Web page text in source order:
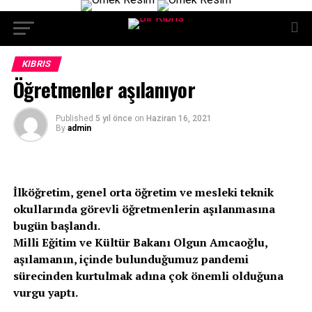
KIBRIS
Öğretmenler aşılanıyor
Published 5 yıl önce on Haziran 16, 2021
By admin
İlköğretim, genel orta öğretim ve mesleki teknik
okullarında görevli öğretmenlerin aşılanmasına
bugün başlandı.
Milli Eğitim ve Kültür Bakanı Olgun Amcaoğlu,
aşılamanın, içinde bulunduğumuz pandemi
sürecinden kurtulmak adına çok önemli olduğuna
vurgu yaptı.